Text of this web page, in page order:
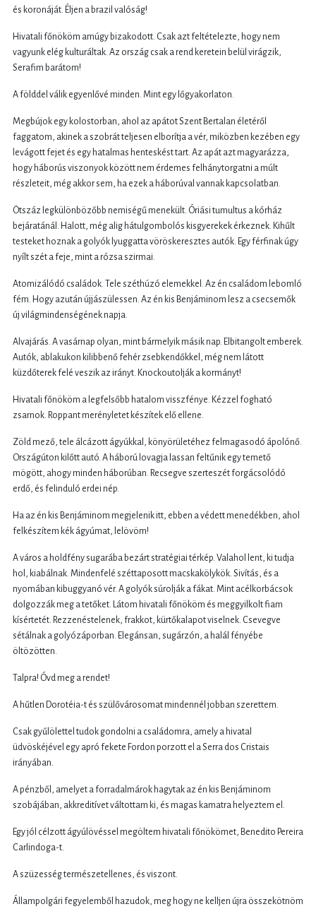
és koronáját. Éljen a brazil valóság!
Hivatali főnököm amúgy bizakodott. Csak azt feltételezte, hogy nem
vagyunk elég kulturáltak. Az ország csak a rend keretein belül virágzik,
Serafim barátom!
A földdel válik egyenlővé minden. Mint egy lőgyakorlaton.
Megbújok egy kolostorban, ahol az apátot Szent Bertalan életéről
faggatom, akinek a szobrát teljesen elborítja a vér, miközben kezében egy
levágott fejet és egy hatalmas henteskést tart. Az apát azt magyarázza,
hogy háborús viszonyok között nem érdemes felhánytorgatni a múlt
részleteit, még akkor sem, ha ezek a háborúval vannak kapcsolatban.
Ötszáz legkülönbözőbb nemiségű menekült. Óriási tumultus a kórház
bejáratánál. Halott, még alig hátulgombolós kisgyerekek érkeznek. Kihűlt
testeket hoznak a golyók lyuggatta vöröskeresztes autók. Egy férfinak úgy
nyílt szét a feje, mint a rózsa szirmai.
Atomizálódó családok. Tele széthúzó elemekkel. Az én családom lebomló
fém. Hogy azután újjászülessen. Az én kis Benjáminom lesz a csecsemők
új világmindenségének napja.
Alvajárás. A vasárnap olyan, mint bármelyik másik nap. Elbitangolt emberek.
Autók, ablakukon kilibbenő fehér zsebkendőkkel, még nem látott
küzdőterek felé veszik az irányt. Knockoutolják a kormányt!
Hivatali főnököm a legfelsőbb hatalom visszfénye. Kézzel fogható
zsarnok. Roppant merényletet készítek elő ellene.
Zöld mező, tele álcázott ágyúkkal, könyörületéhez felmagasodó ápolónő.
Országúton kilőtt autó. A háború lovagja lassan feltűnik egy temető
mögött, ahogy minden háborúban. Recsegve szerteszét forgácsolódó
erdő, és felinduló erdei nép.
Ha az én kis Benjáminom megjelenik itt, ebben a védett menedékben, ahol
felkészítem kék ágyúmat, lelövöm!
A város a holdfény sugarába bezárt stratégiai térkép. Valahol lent, ki tudja
hol, kiabálnak. Mindenfelé széttaposott macskakölykök. Sivítás, és a
nyomában kibuggyanó vér. A golyók súrolják a fákat. Mint acélkorbácsok
dolgozzák meg a tetőket. Látom hivatali főnököm és meggyilkolt fiam
kísértetét. Rezzenéstelenek, frakkot, kürtőkalapot viselnek. Csevegve
sétálnak a golyózáporban. Elegánsan, sugárzón, a halál fényébe
öltözötten.
Talpra! Óvd meg a rendet!
A hűtlen Dorotéia-t és szülővárosomat mindennél jobban szerettem.
Csak gyűlölettel tudok gondolni a családomra, amely a hivatal
üdvöskéjével egy apró fekete Fordon porzott el a Serra dos Cristais
irányában.
A pénzből, amelyet a forradalmárok hagytak az én kis Benjáminom
szobájában, akkreditívet váltottam ki, és magas kamatra helyeztem el.
Egy jól célzott ágyúlövéssel megöltem hivatali főnökömet, Benedito Pereira
Carlindoga-t.
A szüzesség természetellenes, és viszont.
Állampolgári fegyelemből hazudok, meg hogy ne kelljen újra összekötnöm